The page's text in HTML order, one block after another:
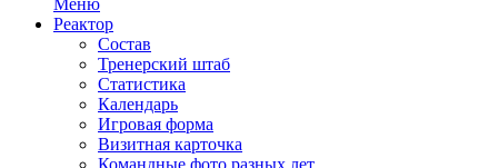
Меню
Реактор
Состав
Тренерский штаб
Статистика
Календарь
Игровая форма
Визитная карточка
Командные фото разных лет